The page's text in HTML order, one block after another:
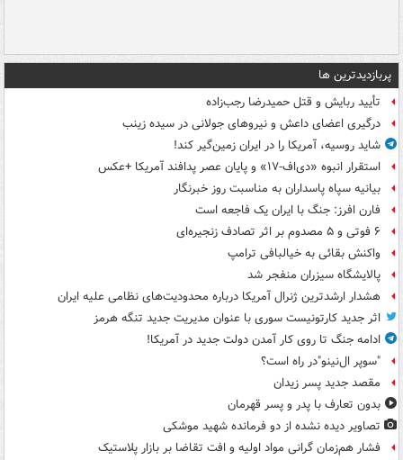
پربازدیدترین ها
تأیید ربایش و قتل حمیدرضا رجب‌زاده
درگیری اعضای داعش و نیروهای جولانی در سیده زینب
شاید روسیه، آمریکا را در ایران زمین‌گیر کند!
استقرار انبوه «دی‌اف‑۱۷» و پایان عصر پدافند آمریکا +عکس
بیانیه سپاه پاسداران به مناسبت روز خبرنگار
فارن افرز: جنگ با ایران یک فاجعه است
۶ فوتی و ۵ مصدوم بر اثر تصادف زنجیره‌ای
واکنش بقائی به خیالبافی ترامپ
پالایشگاه سیزران منفجر شد
هشدار ارشدترین ژنرال آمریکا درباره محدودیت‌های نظامی علیه ایران
اثر جدید کارتونیست سوری با عنوان مدیریت جدید تنگه هرمز
ادامه جنگ تا روی کار آمدن دولت جدید در آمریکا!
"سوپر ال‌نینو"در راه است؟
مقصد جدید پسر زیدان
بدون تعارف با پدر و پسر قهرمان
تصاویر دیده‌ نشده از دو فرمانده شهید موشکی
فشار هم‌زمان گرانی مواد اولیه و افت تقاضا بر بازار پلاستیک